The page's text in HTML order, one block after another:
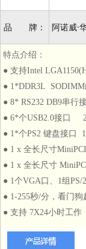
品 牌： 阿诺威·
特点介绍：
● 支持Intel
● 1*DDR3L SODIMM
● 8* RS232 DB9串行
● 6*个USB2.0接口
● 1*个PS2 键盘接口
● 1 x 全长尺寸
● 1 x 全长尺寸
● 1个VGA口、1组PS/
● 1-255秒/分，看门
● 支持 7X24小时工作